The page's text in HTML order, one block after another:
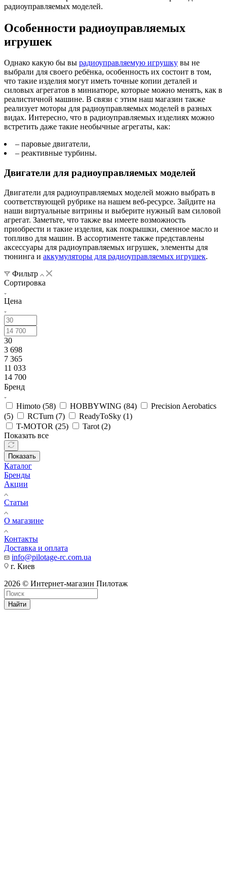
радиоуправляемых моделей.
Особенности радиоуправляемых
игрушек
Однако какую бы вы радиоуправляемую игрушку вы не
выбрали для своего ребёнка, особенность их состоит в том,
что такие изделия могут иметь точные копии деталей и
силовых агрегатов в миниатюре, которые можно менять, как в
реалистичной машине. В связи с этим наш магазин также
реализует моторы для радиоуправляемых моделей в разных
видах. Интересно, что в радиоуправляемых изделиях можно
встретить даже такие необычные агрегаты, как:
– паровые двигатели,
– реактивные турбины.
Двигатели для радиоуправляемых моделей
Двигатели для радиоуправляемых моделей можно выбрать в
соответствующей рубрике на нашем веб-ресурсе. Зайдите на
наши виртуальные витрины и выберите нужный вам силовой
агрегат. Заметьте, что также вы имеете возможность
приобрести и такие изделия, как покрышки, сменное масло и
топливо для машин. В ассортименте также представлены
аксессуары для радиоуправляемых игрушек, элементы для
тюнинга и аккумуляторы для радиоуправляемых игрушек.
Фильтр
Сортировка
Цена
30
3 698
7 365
11 033
14 700
Бренд
Himoto (58) HOBBYWING (84)
Precision Aerobatics
(5) RCTurn (7) ReadyToSky (1)
T-MOTOR (25) Tarot (2)
Показать все
Показать
Каталог
Бренды
Акции
Статьи
О магазине
Контакты
Доставка и оплата
info@pilotage-rc.com.ua
г. Киев
2026 © Интернет-магазин Пилотаж
Найти